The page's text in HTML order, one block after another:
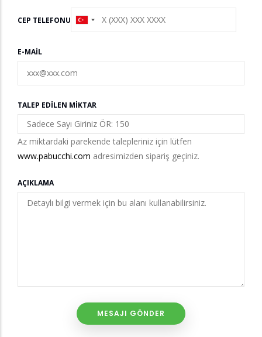
CEP TELEFONU
E-MAIL
TALEP EDILEN MIKTAR
Az miktardaki parekende talepleriniz için lütfen
www.pabucchi.com adresimizden sipariş geçiniz.
AÇIKLAMA